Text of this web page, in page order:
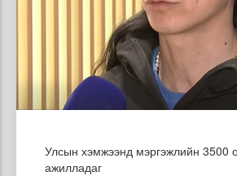
Улсын хэмжээнд мэргэжлийн 3500
ажилладаг